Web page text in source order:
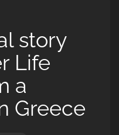
story
Life
a
Greece